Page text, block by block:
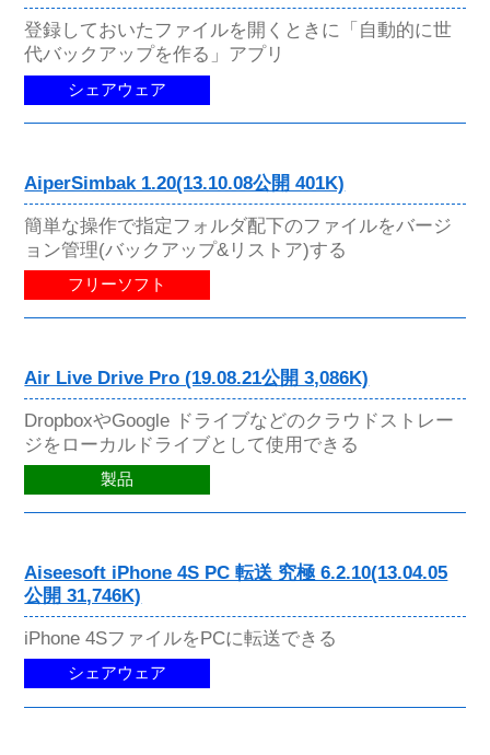
登録しておいたファイルを開くときに「自動的に世
代バックアップを作る」アプリ
シェアウェア
AiperSimbak 1.20(13.10.08公開 401K)
簡単な操作で指定フォルダ配下のファイルをバージ
ョン管理(バックアップ&リストア)する
フリーソフト
Air Live Drive Pro (19.08.21公開 3,086K)
DropboxやGoogle ドライブなどのクラウドストレー
ジをローカルドライブとして使用できる
製品
Aiseesoft iPhone 4S PC 転送 究極 6.2.10(13.04.05
公開 31,746K)
iPhone 4SファイルをPCに転送できる
シェアウェア